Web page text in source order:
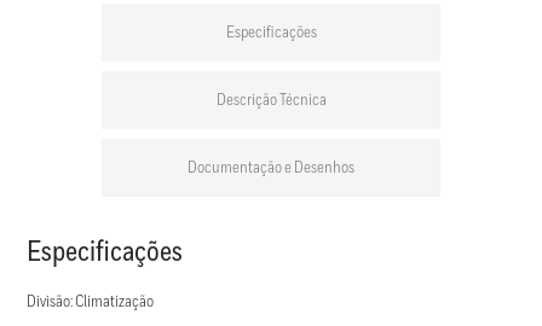
Especificações
Descrição Técnica
Documentação e Desenhos
Especificações
Divisão: Climatização